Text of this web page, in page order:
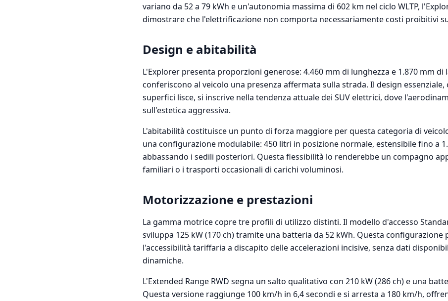
variano da 52 a 79 kWh e un'autonomia massima di 602 km nel ciclo WLTP,
dimostrare che l'elettrificazione non comporta necessariamente costi proibitivi
Design e abitabilità
L'Explorer presenta proporzioni generose: 4.460 mm di lunghezza e 1.870 mm di
conferiscono al veicolo una presenza affermata sulla strada. Il design
superfici lisce, si inscrive nella tendenza attuale dei SUV elettrici, dove
sull'estetica aggressiva.
L'abitabilità costituisce un punto di forza maggiore per questa categoria di
una configurazione modulabile: 450 litri in posizione normale, estensibile fino a
abbassando i sedili posteriori. Questa flessibilità lo renderebbe un compagno
familiari o i trasporti occasionali di carichi voluminosi.
Motorizzazione e prestazioni
La gamma motrice copre tre profili di utilizzo distinti. Il modello d'accesso
sviluppa 125 kW (170 ch) tramite una batteria da 52 kWh. Questa configurazione
l'accessibilità tariffaria a discapito delle accelerazioni incisive, senza dati
dinamiche.
L'Extended Range RWD segna un salto qualitativo con 210 kW (286 ch) e una
Questa versione raggiunge 100 km/h in 6,4 secondi e si arresta a 180 km/h,